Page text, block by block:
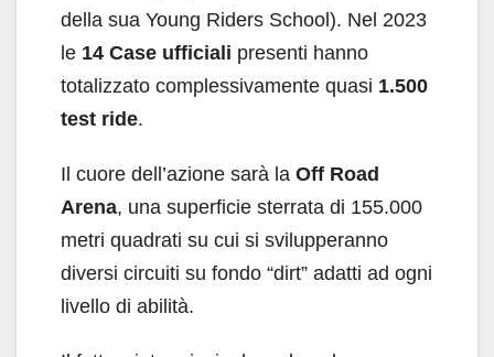
della sua Young Riders School). Nel 2023
le 14 Case ufficiali presenti hanno
totalizzato complessivamente quasi 1.500
test ride.
Il cuore dell’azione sarà la Off Road
Arena, una superficie sterrata di 155.000
metri quadrati su cui si svilupperanno
diversi circuiti su fondo “dirt” adatti ad ogni
livello di abilità.